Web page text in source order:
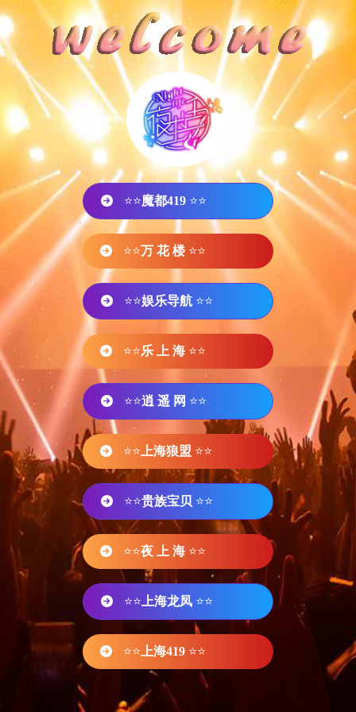
⭐⭐魔都419 ⭐⭐
⭐⭐万 花 楼 ⭐⭐
⭐⭐娱乐导航 ⭐⭐
⭐⭐乐 上 海 ⭐⭐
⭐⭐逍 遥 网 ⭐⭐
⭐⭐ 上海狼盟 ⭐⭐
⭐⭐贵族宝贝 ⭐⭐
⭐⭐夜 上 海 ⭐⭐
⭐⭐ 上海龙凤 ⭐⭐
⭐⭐ 上海419 ⭐⭐